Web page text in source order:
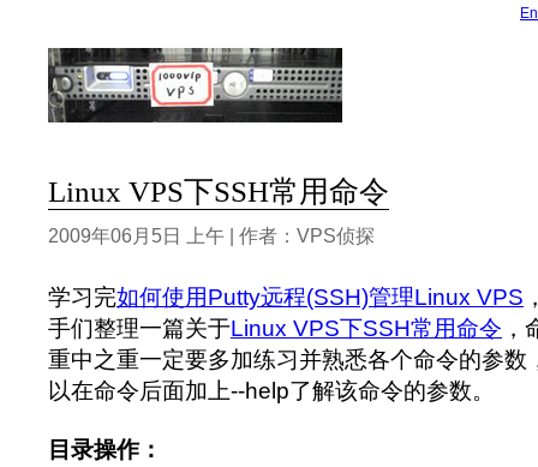
Linux VPS下SSH常用命令
2009年06月5日 上午 | 作者：VPS侦探
学习完如何使用Putty远程(SSH)管理Linux VPS
手们整理一篇关于Linux VPS下SSH常用命令
重中之重一定要多加练习并熟悉各个命令的参数
以在命令后面加上--help了解该命令的参数。
目录操作：